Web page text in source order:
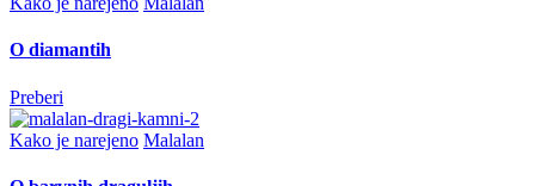
O diamantih
Preberi
Kako je narejeno Malalan